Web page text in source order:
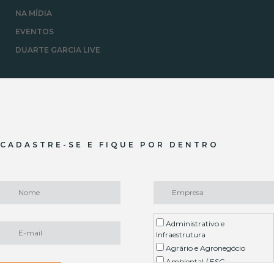
NA MÍDIA
EVENTOS
DUARTE GARCIA LIVE
CADASTRE-SE E FIQUE POR DENTRO
Administrativo e
Infraestrutura
Agrário e Agronegócio